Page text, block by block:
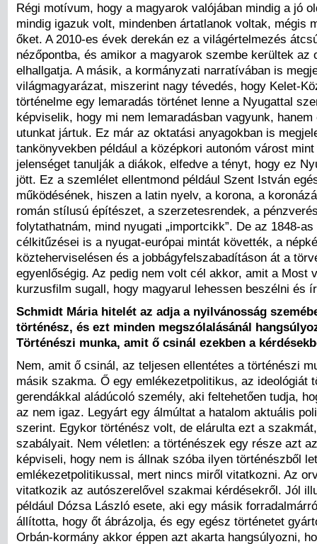
Régi motívum, hogy a magyarok valójában mindig a jó
mindig igazuk volt, mindenben ártatlanok voltak, mégis
őket. A 2010-es évek derekán ez a világértelmezés
nézőpontba, és amikor a magyarok szembe kerültek az
elhallgatja. A másik, a kormányzati narratívában is
világmagyarázat, miszerint nagy tévedés, hogy Kelet-
történelme egy lemaradás történet lenne a Nyugattal
képviselik, hogy mi nem lemaradásban vagyunk,
utunkat jártuk. Ez már az oktatási anyagokban is
tankönyvekben például a középkori autonóm várost
jelenséget tanulják a diákok, elfedve a tényt, hogy ez
jött. Ez a szemlélet ellentmond például Szent István
működésének, hiszen a latin nyelv, a korona, a
román stílusú építészet, a szerzetesrendek, a
folytathatnám, mind nyugati „importcikk”. De az 1848-
célkitűzései is a nyugat-európai mintát követték, a
közteherviselésen és a jobbágyfelszabadításon át a
egyenlőségig. Az pedig nem volt cél akkor, amit a Most
kurzusfilm sugall, hogy magyarul lehessen beszélni és
Schmidt Mária hitelét az adja a nyilvánosság
történész, és ezt minden megszólalásánál
Történészi munka, amit ő csinál ezekben a
Nem, amit ő csinál, az teljesen ellentétes a történészi
másik szakma. Ő egy emlékezetpolitikus, az ideológiát
gerendákkal aládúcoló személy, aki feltehetően tudja,
az nem igaz. Legyárt egy álmúltat a hatalom aktuális
szerint. Egykor történész volt, de elárulta ezt a
szabályait. Nem véletlen: a történészek egy része azt
képviseli, hogy nem is állnak szóba ilyen történészből
emlékezetpolitikussal, mert nincs miről vitatkozni. Az
vitatkozik az autószerelővel szakmai kérdésekről. Jól
például Dózsa László esete, aki egy másik
állította, hogy őt ábrázolja, és egy egész történetet
Orbán-kormány akkor éppen azt akarta hangsúlyozni,